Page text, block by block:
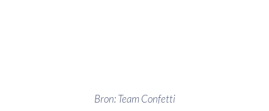
Bron: Team Confetti